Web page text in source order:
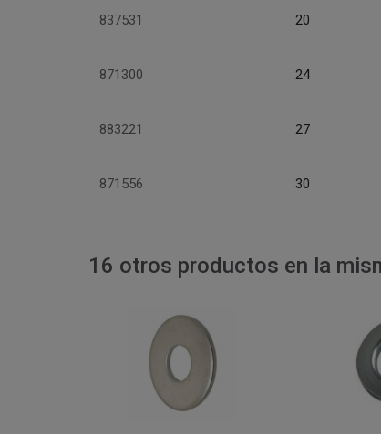
837531 20
871300 24
883221 27
871556 30
16 otros productos en la